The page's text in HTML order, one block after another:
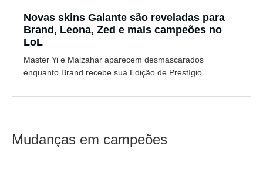
Novas skins Galante são reveladas para
Brand, Leona, Zed e mais campeões no
LoL
Master Yi e Malzahar aparecem desmascarados
enquanto Brand recebe sua Edição de Prestígio
Mudanças em campeões